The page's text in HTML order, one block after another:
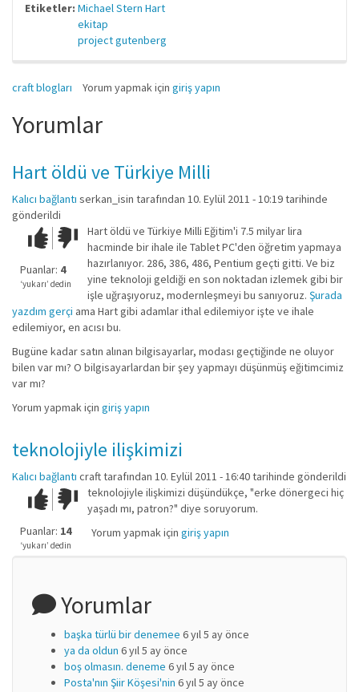
Etiketler: Michael Stern Hart
ekitap
project gutenberg
craft blogları Yorum yapmak için giriş yapın
Yorumlar
Hart öldü ve Türkiye Milli
Kalıcı bağlantı serkan_isin tarafından 10. Eylül 2011 - 10:19 tarihinde
gönderildi
Çok iyi!O
kadar
iyi
değil!
Puanlar: 4
‘yukarı’ dedin
Hart öldü ve Türkiye Milli Eğitim'i 7.5 milyar lira
hacminde bir ihale ile Tablet PC'den öğretim yapmaya
hazırlanıyor. 286, 386, 486, Pentium geçti gitti. Ve biz
yine teknoloji geldiği en son noktadan izlemek gibi bir
işle uğraşıyoruz, modernleşmeyi bu sanıyoruz. Şurada
yazdım gerçi ama Hart gibi adamlar ithal edilemiyor işte ve ihale
edilemiyor, en acısı bu.
Bugüne kadar satın alınan bilgisayarlar, modası geçtiğinde ne oluyor
bilen var mı? O bilgisayarlardan bir şey yapmayı düşünmüş eğitimcimiz
var mı?
Yorum yapmak için giriş yapın
teknolojiyle ilişkimizi
Kalıcı bağlantı crafttarafından 10. Eylül 2011 - 16:40 tarihinde gönderildi
Çok iyi!O
kadar
iyi
değil!
Puanlar: 14
‘yukarı’ dedin
teknolojiyle ilişkimizi düşündükçe, "erke dönergeci hiç
yaşadı mı, patron?" diye soruyorum.
Yorum yapmak için giriş yapın
Yorumlar
başka türlü bir denemee 6 yıl 5 ay önce
ya da oldun 6 yıl 5 ay önce
boş olmasın. deneme 6 yıl 5 ay önce
Posta'nın Şiir Köşesi'nin 6 yıl 5 ay önce